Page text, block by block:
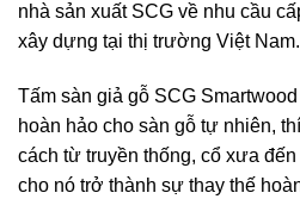
nhà sản xuất SCG về nhu cầu
xây dựng tại thị trường Việt Nam.
Tấm sàn giả gỗ SCG
hoàn hảo cho sàn gỗ tự nhiên,
cách từ truyền thống, cổ xưa
cho nó trở thành sự thay thế